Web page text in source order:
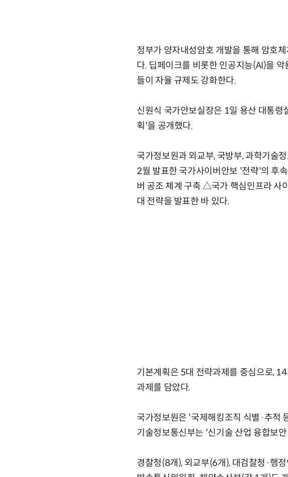
정부가 양자내성암호 개발을 통해 암호
다. 딥페이크를 비롯한 인공지능(AI)을
들이 자율 규제도 강화한다.
신원식 국가안보실장은 1일 용산 대통령
획'을 공개했다.
국가정보원과 외교부, 국방부, 과학기술
2월 발표한 국가사이버안보 '전략'의 후
버 공조 체계 구축 △국가 핵심인프라
대 전략을 발표한 바 있다.
기본계획은 5대 전략과제를 중심으로,
과제를 담았다.
국가정보원은 '국제해킹조직 식별·추적
기술정보통신부는 '신기술 산업 융합보
경찰청(8개), 외교부(6개), 대검찰청·행